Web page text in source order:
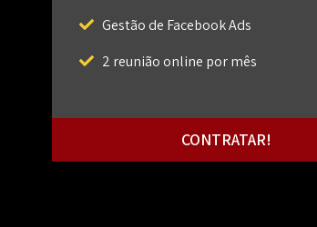
Gestão de Facebook Ads
2 reunião online por mês
CONTRATAR!